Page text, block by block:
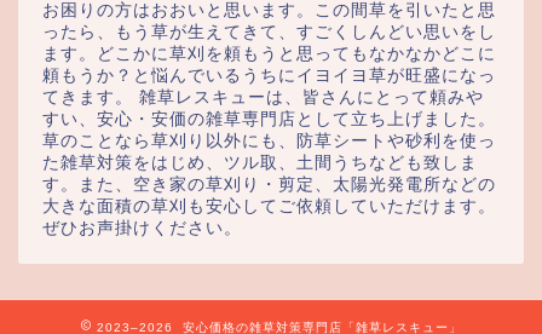
お困りの方はおおいと思います。この間草を引いたと思
ったら、もう草が生えてきて、すごくしんどい思いをし
ます。どこかに草刈を頼もうと思ってもなかなかどこに
頼もうか？と悩んでいるうちにイヨイヨ草が旺盛になっ
てきます。 雑草レスキューは、皆さんにとって頼みや
すい、安心・安価の雑草専門店として立ち上げました。
草のことなら草刈り以外にも、防草シートや砂利を使っ
た雑草対策をはじめ、ツル取、土間うちなども致しま
す。また、空き家の草刈り・剪定、太陽光発電所などの
大きな面積の草刈も安心してご依頼していただけます。
ぜひお声掛けください。
2023–2026 安心価格の雑草対策専門店「雑草レスキュー」